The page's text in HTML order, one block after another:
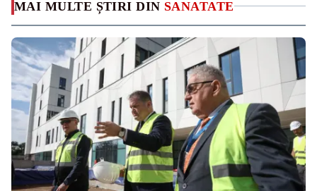
MAI MULTE ȘTIRI DIN SANATATE